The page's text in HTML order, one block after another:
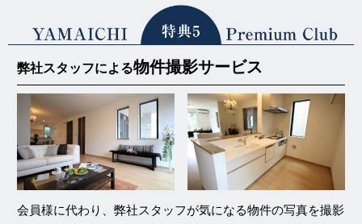
弊社スタッフによる物件撮影サービス
会員様に代わり、弊社スタッフが気になる物件の写真を撮影